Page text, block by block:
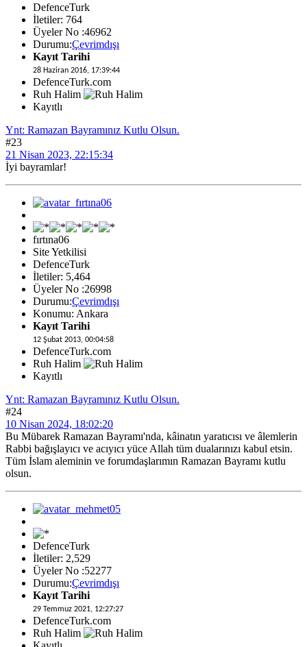
DefenceTurk
İletiler: 764
Üyeler No :46962
Durumu:Çevrimdışı
Kayıt Tarihi
28 Haziran 2016, 17:39:44
DefenceTurk.com
Ruh Halim
Kayıtlı
Ynt: Ramazan Bayramınız Kutlu Olsun.
#23
21 Nisan 2023, 22:15:34
İyi bayramlar!
fırtına06
Site Yetkilisi
DefenceTurk
İletiler: 5,464
Üyeler No :26998
Durumu:Çevrimdışı
Konumu: Ankara
Kayıt Tarihi
12 Şubat 2013, 00:04:58
DefenceTurk.com
Ruh Halim
Kayıtlı
Ynt: Ramazan Bayramınız Kutlu Olsun.
#24
10 Nisan 2024, 18:02:20
Bu Mübarek Ramazan Bayramı'nda, kâinatın yaratıcısı ve âlemlerin
Rabbi bağışlayıcı ve acıyıcı yüce Allah tüm dualarınızı kabul etsin.
Tüm İslam aleminin ve forumdaşlarımın Ramazan Bayramı kutlu
olsun.
DefenceTurk
İletiler: 2,529
Üyeler No :52277
Durumu:Çevrimdışı
Kayıt Tarihi
29 Temmuz 2021, 12:27:27
DefenceTurk.com
Ruh Halim